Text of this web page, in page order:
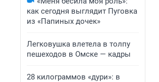
как сегодня выглядит Пуговка
из «Папиных дочек»
Легковушка влетела в толпу
пешеходов в Омске — кадры
28 килограммов «дури»: в